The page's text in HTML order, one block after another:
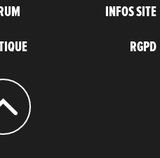
INFOS SITE
RGPD